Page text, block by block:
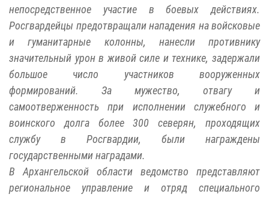
непосредственное участие в боевых действиях.
Росгвардейцы предотвращали нападения на войсковые
и гуманитарные колонны, нанесли противнику
значительный урон в живой силе и технике, задержали
большое число участников вооруженных
формирований. За мужество, отвагу и
самоотверженность при исполнении служебного и
воинского долга более 300 северян, проходящих
службу в Росгвардии, были награждены
государственными наградами.
В Архангельской области ведомство представляют
региональное управление и отряд специального